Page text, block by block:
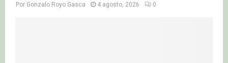
Por Gonzalo Royo Gasca 4 agosto, 2026 0